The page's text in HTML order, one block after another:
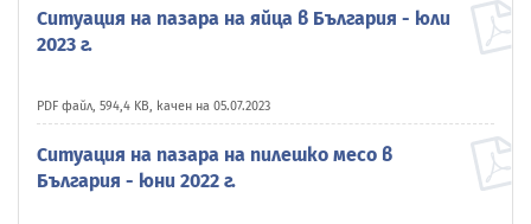
Ситуация на пазара на яйца в България - юли
2023 г.
PDF файл, 594,4 KB, качен на 05.07.2023
Ситуация на пазара на пилешко месо в
България - юни 2022 г.